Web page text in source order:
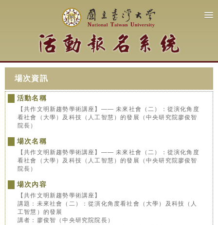
場次資訊
活動名稱
【共作文明新趨勢學術講座】—— 未來社會（二）：從演化角度
看社會（大學）及科技（人工智慧）的發展（中央研究院廖俊智
院長）
場次名稱
【共作文明新趨勢學術講座】—— 未來社會（二）：從演化角度
看社會（大學）及科技（人工智慧）的發展（中央研究院廖俊智
院長）
場次內容
【共作文明新趨勢學術講座】
講題：未來社會（二）：從演化角度看社會（大學）及科技（人
工智慧）的發展
講者：廖俊智（中央研究院院長）